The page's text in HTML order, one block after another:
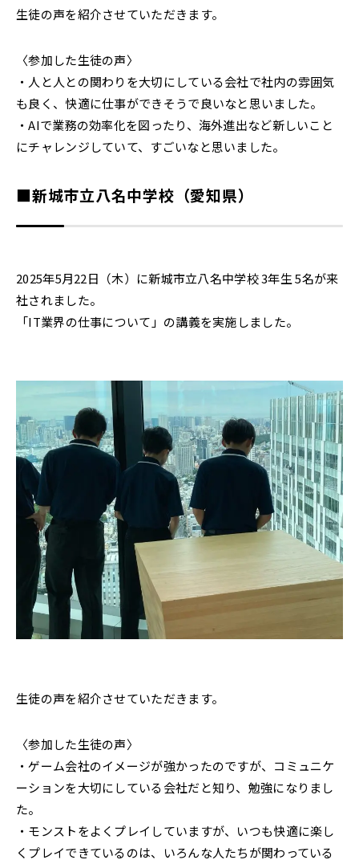
生徒の声を紹介させていただきます。
〈参加した生徒の声〉
・人と人との関わりを大切にしている会社で社内の雰囲気
も良く、快適に仕事ができそうで良いなと思いました。
・AIで業務の効率化を図ったり、海外進出など新しいこと
にチャレンジしていて、すごいなと思いました。
■新城市立八名中学校（愛知県）
2025年5月22日（木）に新城市立八名中学校 3年生 5名が来
社されました。
「IT業界の仕事について」の講義を実施しました。
生徒の声を紹介させていただきます。
〈参加した生徒の声〉
・ゲーム会社のイメージが強かったのですが、コミュニケ
ーションを大切にしている会社だと知り、勉強になりまし
た。
・モンストをよくプレイしていますが、いつも快適に楽し
くプレイできているのは、いろんな人たちが関わっている